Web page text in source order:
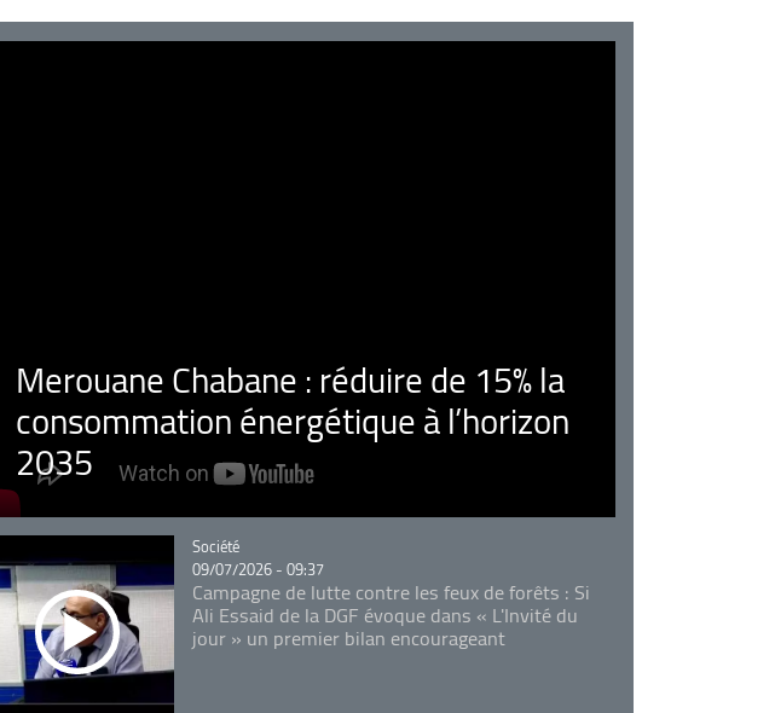
Merouane Chabane : réduire de 15% la
consommation énergétique à l’horizon
2035
Catégorie
Société
09/07/2026 - 09:37
Campagne de lutte contre les feux de forêts : Si
Ali Essaid de la DGF évoque dans « L'Invité du
jour » un premier bilan encourageant